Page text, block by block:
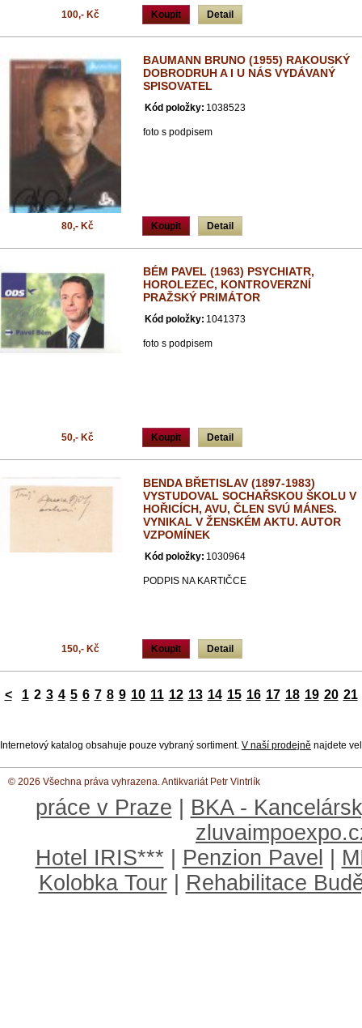
Koupit Detail
100,- Kč
BAUMANN BRUNO (1955) RAKOUSKÝ
DOBRODRUH A I U NÁS VYDÁVANÝ
SPISOVATEL
Kód položky: 1038523
foto s podpisem
Koupit Detail
80,- Kč
BÉM PAVEL (1963) PSYCHIATR,
HOROLEZEC, KONTROVERZNÍ
PRAŽSKÝ PRIMÁTOR
Kód položky: 1041373
foto s podpisem
Koupit Detail
50,- Kč
BENDA BŘETISLAV (1897-1983)
VYSTUDOVAL SOCHAŘSKOU ŠKOLU V
HOŘICÍCH, AVU, ČLEN SVÚ MÁNES.
VYNIKAL V ŽENSKÉM AKTU. AUTOR
VZPOMÍNEK
Kód položky: 1030964
PODPIS NA KARTIČCE
Koupit Detail
150,- Kč
< 1 2 3 4 5 6 7 8 9 10 11 12 13 14 15 16 17 18 19 20 21
Internetový katalog obsahuje pouze vybraný sortiment. V naší prodejně najdete
© 2026 Všechna práva vyhrazena. Antikvariát Petr Vintrlík
práce v Praze
BKA -
Hotel IRIS***
Penzion Pavel
Kolobka Tour
Rehabilitace